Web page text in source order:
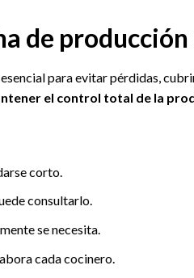
de producción
para evitar pérdidas,
el control total de la
corto.
consultarlo.
se necesita.
cada cocinero.